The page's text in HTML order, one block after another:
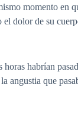
momento en
dolor de su
habrían
que